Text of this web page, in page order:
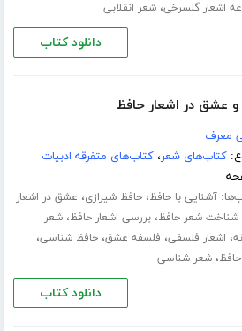
اشعار گلسرخی،شعر انقلابی
دانلود کتاب
و عشق در اشعار حافظ
معرف
کتاب‌های شعر،کتاب‌های متفرقه ادبیات
آشنایی با حافظ،حافظ شیرازی، عشق در اشعار
شناخت شعر حافظ،بررسی اشعار حافظ،شعر
، اشعار فلسفی، فلسفه عشق،حافظ شناسی،
حافظ،شعر شناسی
دانلود کتاب